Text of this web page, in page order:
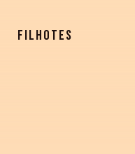
FILHOTES